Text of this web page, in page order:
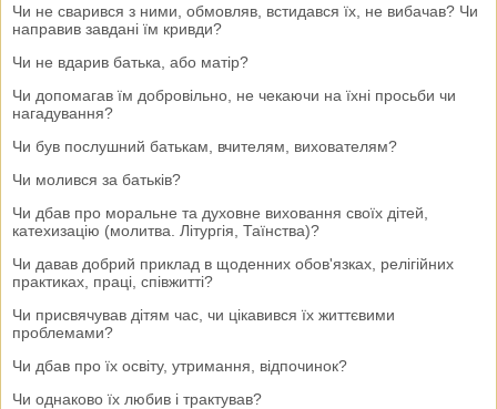
Чи не сварився з ними, обмовляв, встидався їх, не вибачав? Чи
направив завдані їм кривди?
Чи не вдарив батька, або матір?
Чи допомагав їм добровільно, не чекаючи на їхні просьби чи
нагадування?
Чи був послушний батькам, вчителям, вихователям?
Чи молився за батьків?
Чи дбав про моральне та духовне виховання своїх дітей,
катехизацію (молитва. Літургія, Таїнства)?
Чи давав добрий приклад в щоденних обов'язках, релігійних
практиках, праці, співжитті?
Чи присвячував дітям час, чи цікавився їх життєвими
проблемами?
Чи дбав про їх освіту, утримання, відпочинок?
Чи однаково їх любив і трактував?